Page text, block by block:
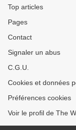
Top articles
Pages
Contact
Signaler un abus
C.G.U.
Cookies et données
Préférences cookies
Voir le profil de The